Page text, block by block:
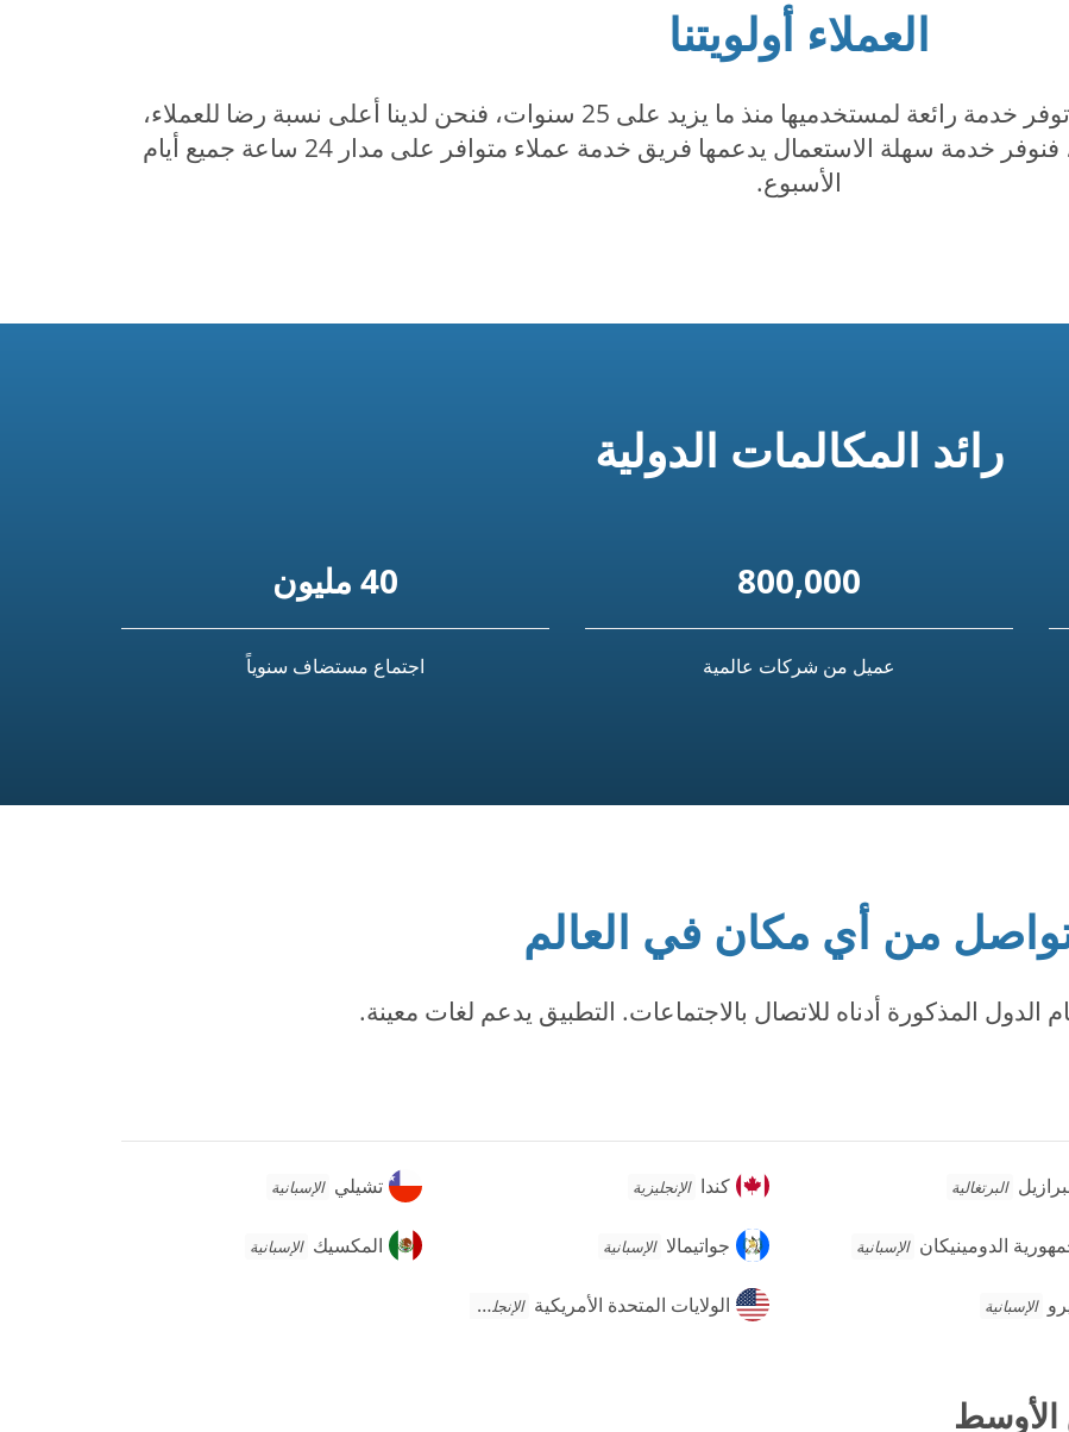
العملاء أولويتنا
إن منصة FreeConferenceCall.com توفر خدمة رائعة لمستخدميها منذ ما يزيد على 25 سنوات، فنحن لدينا أعلى نسبة رضا للعملاء،
ونسبة التشغيل لدينا تصل إلى 99.99%، فنوفر خدمة سهلة الاستعمال يدعمها فريق خدمة عملاء متوافر على مدار 24 ساعة جميع أيام
الأسبوع.
رائد المكالمات الدولية
800,000
عميل من شركات عالمية
40 مليون
اجتماع مستضاف سنوياً
من أي مكان في العالم
الدول المذكورة أدناه للاتصال بالاجتماعات. التطبيق يدعم لغات معينة.
البرتغالية كندا
كندا الإنجليزية تشيلي
تشيلي الإسبانية
الدومينيكان الإسبانية جواتيمالا
جواتيمالا الإسبانية المكسيك
المكسيك الإسبانية
الإسبانية
الولايات
الولايات المتحدة الأمريكية الإنجليزية
الأوسط